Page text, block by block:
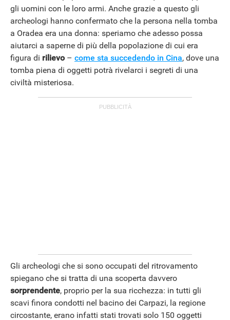
gli uomini con le loro armi. Anche grazie a questo gli
archeologi hanno confermato che la persona nella tomba
a Oradea era una donna: speriamo che adesso possa
aiutarci a saperne di più della popolazione di cui era
figura di rilievo – come sta succedendo in Cina, dove una
tomba piena di oggetti potrà rivelarci i segreti di una
civiltà misteriosa.
Gli archeologi che si sono occupati del ritrovamento
spiegano che si tratta di una scoperta davvero
sorprendente, proprio per la sua ricchezza: in tutti gli
scavi finora condotti nel bacino dei Carpazi, la regione
circostante, erano infatti stati trovati solo 150 oggetti